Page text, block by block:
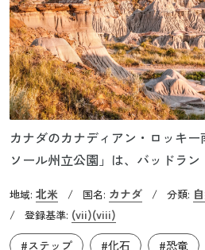
カナダのカナディアン・ロッキ
ソール州立公園」は、バッドラ
産には約78㎢が登録されています
した自然美の景観を有するとして
地域: 北米 / 国名: カナダ / 分類:
/ 登録基準: (vii)(viii)
#ステップ
#化石 #恐竜